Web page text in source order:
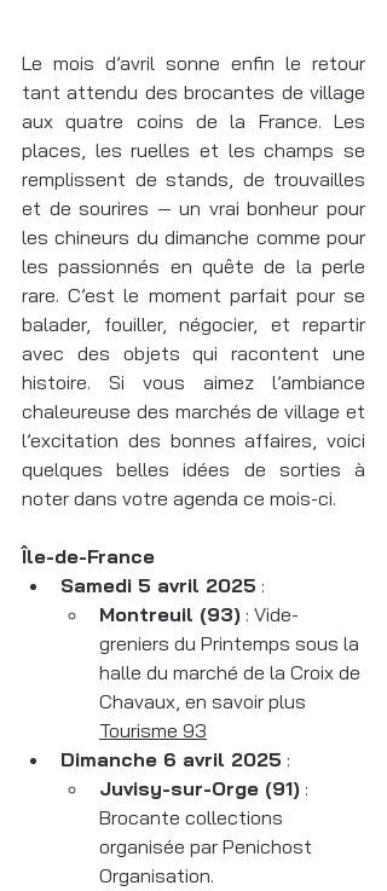
Le mois d’avril sonne enfin le retour
tant attendu des brocantes de village
aux quatre coins de la France. Les
places, les ruelles et les champs se
remplissent de stands, de trouvailles
et de sourires — un vrai bonheur pour
les chineurs du dimanche comme pour
les passionnés en quête de la perle
rare. C’est le moment parfait pour se
balader, fouiller, négocier, et repartir
avec des objets qui racontent une
histoire. Si vous aimez l’ambiance
chaleureuse des marchés de village et
l’excitation des bonnes affaires, voici
quelques belles idées de sorties à
noter dans votre agenda ce mois-ci.
Île-de-France
Samedi 5 avril 2025 :
Montreuil (93) : Vide-
greniers du Printemps sous la
halle du marché de la Croix de
Chavaux, en savoir plus
Tourisme 93
Dimanche 6 avril 2025 :
Juvisy-sur-Orge (91) :
Brocante collections
organisée par Penichost
Organisation.